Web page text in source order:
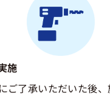
施
ご了承いただいた後